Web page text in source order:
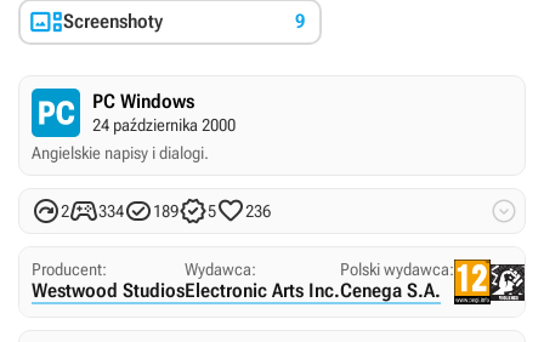
Screenshoty 9
PC Windows
24 października 2000
Angielskie napisy i dialogi.
23341895236 
Producent:
Westwood Studios
Wydawca:
Electronic Arts Inc.
Polski wydawca:
Cenega S.A.